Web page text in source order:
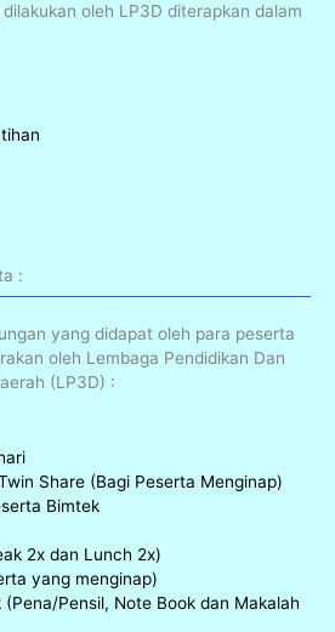
oleh LP3D diterapkan dalam
:
yang didapat oleh para peserta
oleh Lembaga Pendidikan Dan
(LP3D) :
Share (Bagi Peserta Menginap)
Bimtek
2x dan Lunch 2x)
yang menginap)
(Pena/Pensil, Note Book dan Makalah